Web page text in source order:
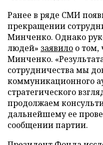
Ранее в ряде СМИ
прекращении
Минченко. Однако
людей» заявило о том,
Минченко.
сотрудничества мы
коммуникационного
стратегического
продолжаем
дальнейшему ее
сообщении партии.